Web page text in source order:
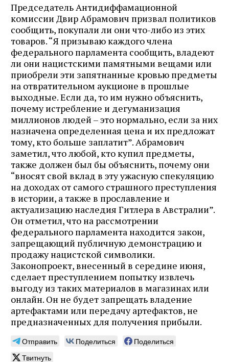
Председатель Антидиффамационной
комиссии Двир Абрамович призвал политиков
сообщить, покупали ли они что-либо из этих
товаров. “Я призываю каждого члена
федерального парламента сообщить, владеют
ли они нацистскими памятными вещами или
приобрели эти запятнанные кровью предметы
на отвратительном аукционе в прошлые
выходные. Если да, то им нужно объяснить,
почему истребление и дегуманизация
миллионов людей – это нормально, если за них
назначена определенная цена и их предложат
тому, кто больше заплатит”. Абрамович
заметил, что любой, кто купил предметы,
также должен был бы объяснить, почему они
“вносят свой вклад в эту ужасную спекуляцию
на доходах от самого страшного преступления
в истории, а также в прославление и
актуализацию наследия Гитлера в Австралии”.
Он отметил, что на рассмотрении
федерального парламента находится закон,
запрещающий публичную демонстрацию и
продажу нацистской символики.
Законопроект, внесенный в середине июня,
сделает преступлением попытку извлечь
выгоду из таких материалов в магазинах или
онлайн. Он не будет запрещать владение
артефактами или передачу артефактов, не
предназначенных для получения прибыли.
Отправить Поделиться
Поделиться
Твитнуть